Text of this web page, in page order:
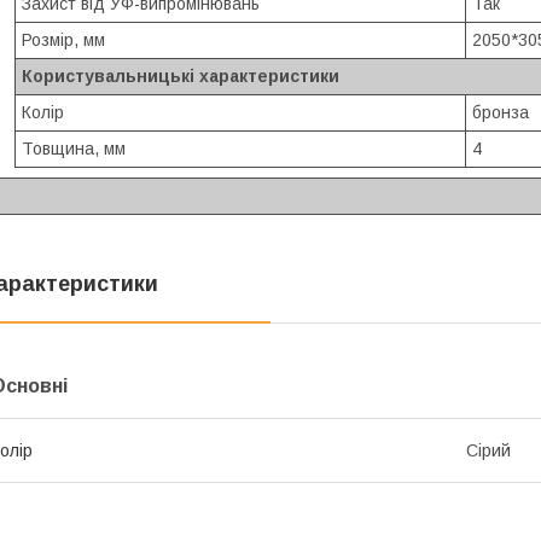
Розмір, мм
Користувальницькі характеристики
Колір
бронза
Товщина, мм
4
Сірий